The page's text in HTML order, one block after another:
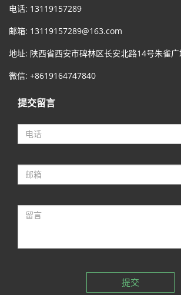
电话: 13119157289
邮箱: 13119157289@163.com
地址: 陕西省西安市碑林区长安北路14号朱雀
微信: +8619164747840
提交留言
提交